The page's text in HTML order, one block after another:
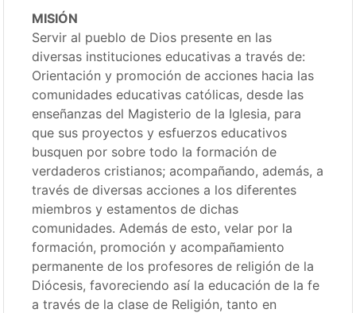
MISIÓN
Servir al pueblo de Dios presente en las
diversas instituciones educativas a través de:
Orientación y promoción de acciones hacia las
comunidades educativas católicas, desde las
enseñanzas del Magisterio de la Iglesia, para
que sus proyectos y esfuerzos educativos
busquen por sobre todo la formación de
verdaderos cristianos; acompañando, además, a
través de diversas acciones a los diferentes
miembros y estamentos de dichas
comunidades. Además de esto, velar por la
formación, promoción y acompañamiento
permanente de los profesores de religión de la
Diócesis, favoreciendo así la educación de la fe
a través de la clase de Religión, tanto en